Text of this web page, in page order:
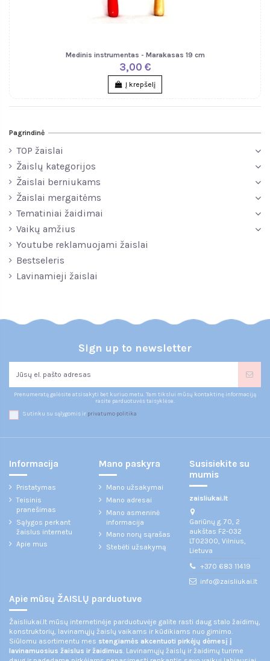
Medinis instrumentas - Marakasas 19 cm
3,00 €
Į krepšelį
Pagrindinė
TOP žaislai
Žaislų kategorijos
Žaislai berniukams
Žaislai mergaitėms
Tematiniai žaidimai
Vaikų amžius
Youtube reklamuojami žaislai
Bestseleris
Lavinamieji žaislai
Sign up to newsletter
Prenumeratą galėsite atsisakyti bet kuriuo metu. Tam tikslui mūsų kontaktinę informaciją
rasite parduotuvės taisyklėse.
Sutinku su sąlygomis ir privatumo politika
Informacija
Pristatymas
Teisinis
pranešimas
Sąlygos perkant
žaislus internetu
Apie mus
Mano paskyra
Mano užsakymai
Mano adresai
Mano asmeninė
informacija
Mano norų sąrašas
Stebėti užsakymą
Susisiekite su
mumis
zaisliukai.lt
Gariūnų g. 70, 2
aukštas F2-032
LT02300, Vilnius,
Lietuva
+370 683 11419
info@zaisliukai.lt
Apie mūsų ŽAISLŲ parduotuve
Žaisliukai.lt mūsų internetinėje parduotuvėje galite rasti daug stalo žaidimų,
konstruktorių, lavinamųjų žaislų vaikams ir kūdikiams nuo gimimo.
Siūlomu asortimentu mes stengiamės akcentuoti pirkėjų dėmesį į
lavinamuosius žaislus ir žaidimus. Lavinamųjų žaislų ir žaidimų turime